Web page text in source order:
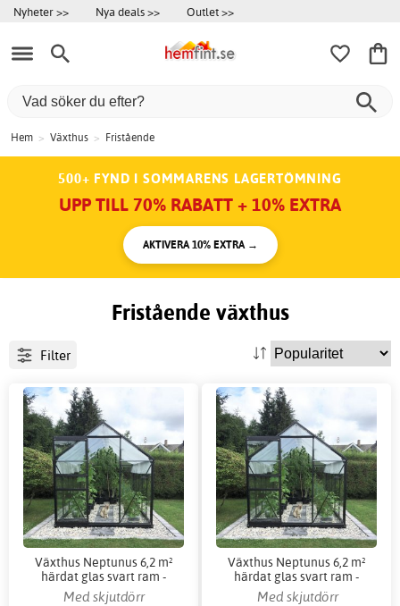
Nyheter >> Nya deals >> Outlet >>
Hem > Växthus > Fristående
500+ FYND I SOMMARENS LAGERTÖMNING
UPP TILL 70% RABATT + 10% EXTRA
AKTIVERA 10% EXTRA →
Fristående växthus
Filter
Växthus Neptunus 6,2 m²
härdat glas svart ram -
Gardeney
Med skjutdörr
Växthus Neptunus 6,2 m²
härdat glas svart ram -
Gardeney + Växthustillbehör
Med skjutdörr